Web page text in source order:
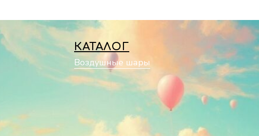
КАТАЛОГ
Воздушные шары